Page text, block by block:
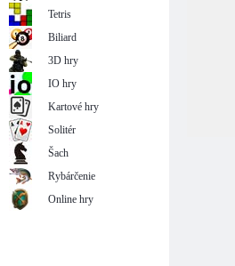
Tetris
Biliard
3D hry
IO hry
Kartové hry
Solitér
Šach
Rybárčenie
Online hry